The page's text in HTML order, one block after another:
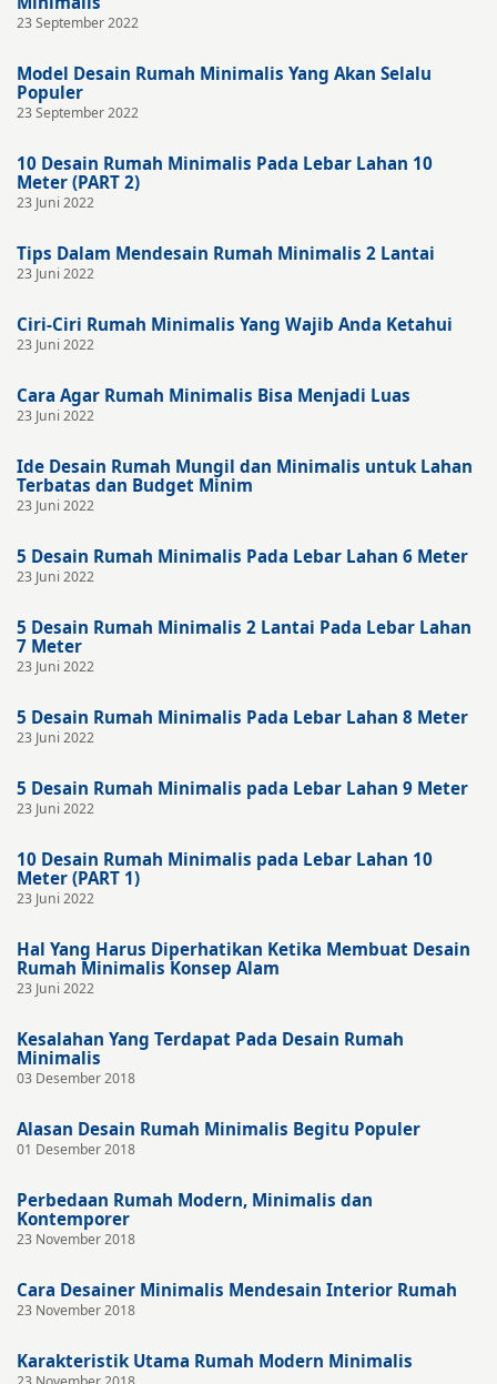
23 September 2022
Model Desain Rumah Minimalis Yang Akan Selalu
Populer
23 September 2022
10 Desain Rumah Minimalis Pada Lebar Lahan 10
Meter (PART 2)
23 Juni 2022
Tips Dalam Mendesain Rumah Minimalis 2 Lantai
23 Juni 2022
Ciri-Ciri Rumah Minimalis Yang Wajib Anda Ketahui
23 Juni 2022
Cara Agar Rumah Minimalis Bisa Menjadi Luas
23 Juni 2022
Ide Desain Rumah Mungil dan Minimalis untuk Lahan
Terbatas dan Budget Minim
23 Juni 2022
5 Desain Rumah Minimalis Pada Lebar Lahan 6 Meter
23 Juni 2022
5 Desain Rumah Minimalis 2 Lantai Pada Lebar Lahan
7 Meter
23 Juni 2022
5 Desain Rumah Minimalis Pada Lebar Lahan 8 Meter
23 Juni 2022
5 Desain Rumah Minimalis pada Lebar Lahan 9 Meter
23 Juni 2022
10 Desain Rumah Minimalis pada Lebar Lahan 10
Meter (PART 1)
23 Juni 2022
Hal Yang Harus Diperhatikan Ketika Membuat Desain
Rumah Minimalis Konsep Alam
23 Juni 2022
Kesalahan Yang Terdapat Pada Desain Rumah
Minimalis
03 Desember 2018
Alasan Desain Rumah Minimalis Begitu Populer
01 Desember 2018
Perbedaan Rumah Modern, Minimalis dan
Kontemporer
23 November 2018
Cara Desainer Minimalis Mendesain Interior Rumah
23 November 2018
Karakteristik Utama Rumah Modern Minimalis